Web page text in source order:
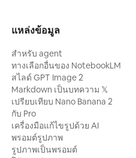
แหล่งข้อมูล
สำหรับ agent
ทางเลือกอื่นของ NotebookLM
สไลด์ GPT Image 2
Markdown เป็นบทความ 𝕏
เปรียบเทียบ Nano Banana 2
กับ Pro
เครื่องมือแก้ไขรูปด้วย AI
พรอมต์รูปภาพ
รูปภาพเป็นพรอมต์